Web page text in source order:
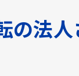
の法